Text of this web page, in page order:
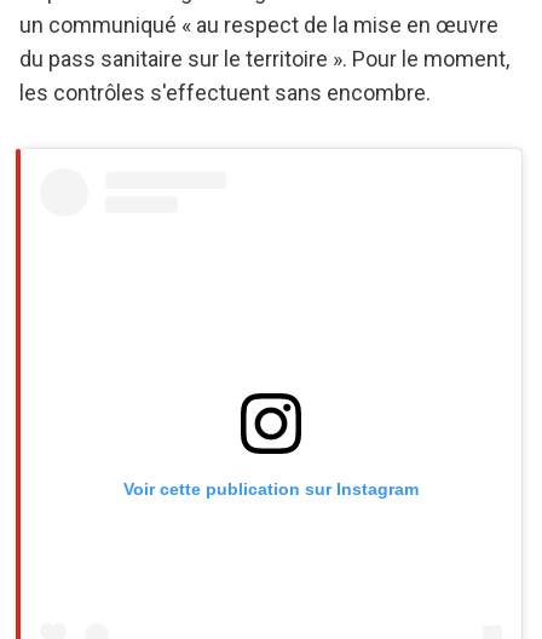
un communiqué « au respect de la mise en œuvre
du pass sanitaire sur le territoire ». Pour le moment,
les contrôles s'effectuent sans encombre.
Voir cette publication sur Instagram